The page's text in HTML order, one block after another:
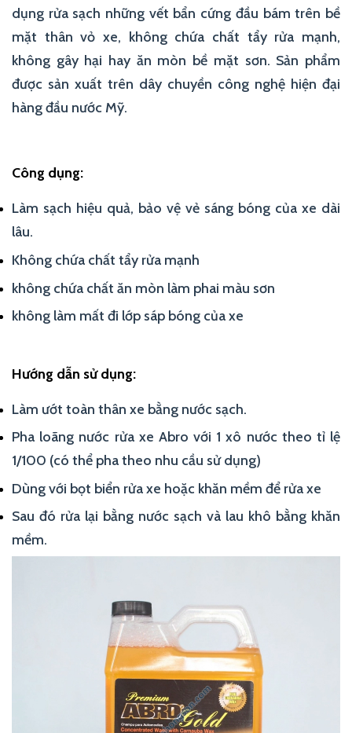
dụng rửa sạch những vết bẩn cứng đầu bám trên bề
mặt thân vỏ xe, không chứa chất tẩy rửa mạnh,
không gây hại hay ăn mòn bề mặt sơn. Sản phẩm
được sản xuất trên dây chuyền công nghệ hiện đại
hàng đầu nước Mỹ.
Công dụng:
Làm sạch hiệu quả, bảo vệ vẻ sáng bóng của xe dài
lâu.
Không chứa chất tẩy rửa mạnh
không chứa chất ăn mòn làm phai màu sơn
không làm mất đi lớp sáp bóng của xe
Hướng dẫn sử dụng:
Làm ướt toàn thân xe bằng nước sạch.
Pha loãng nước rửa xe Abro với 1 xô nước theo tỉ lệ
1/100 (có thể pha theo nhu cầu sử dụng)
Dùng với bọt biển rửa xe hoặc khăn mềm để rửa xe
Sau đó rửa lại bằng nước sạch và lau khô bằng khăn
mềm.